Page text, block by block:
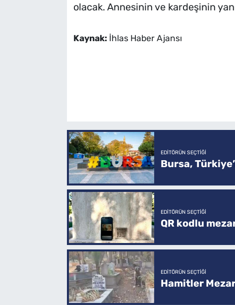
olacak. Annesinin ve kardeşinin
Kaynak: İhlas Haber Ajansı
EDITÖRÜN SEÇTIĞI
Bursa,
EDITÖRÜN SEÇTIĞI
QR kodlu
EDITÖRÜN SEÇTIĞI
Hamitler